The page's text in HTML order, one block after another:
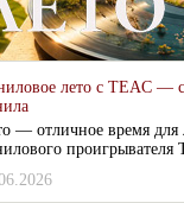
лето с TEAC —
— отличное время